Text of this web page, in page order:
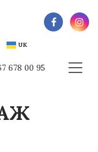
UK
678 00 95